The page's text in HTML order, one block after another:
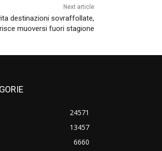
Next article
destinazioni sovraffollate,
muoversi fuori stagione
24571
13457
6660